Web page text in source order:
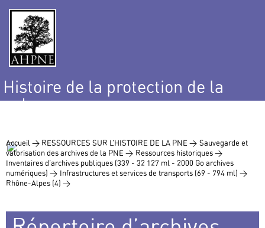
Histoire de la protection de la
nature
Accueil > RESSOURCES SUR L’HISTOIRE DE LA PNE > Sauvegarde et
valorisation des archives de la PNE > Ressources historiques >
Inventaires d’archives publiques (339 - 32 127 ml - 2000 Go archives
numériques) > Infrastructures et services de transports (69 - 794 ml) >
Rhône-Alpes (4) >